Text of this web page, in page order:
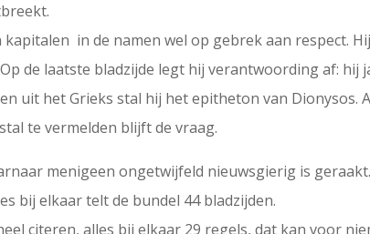
in de namen wel op gebrek aan respect.
de laatste bladzijde legt hij verantwoording af: hij
uit het Grieks stal hij het epitheton van Dionysos.
te vermelden blijft de vraag.
menigeen ongetwijfeld nieuwsgierig is geraakt.
bij elkaar telt de bundel 44 bladzijden.
citeren, alles bij elkaar 29 regels, dat kan voor